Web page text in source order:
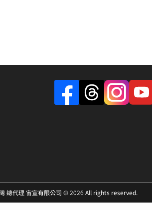
灣 總代理 宙宣有限公司 © 2026 All rights reserved.